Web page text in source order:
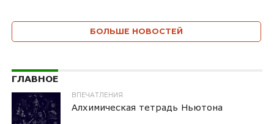
БОЛЬШЕ НОВОСТЕЙ
ГЛАВНОЕ
ВПЕЧАТЛЕНИЯ
Алхимическая тетрадь Ньютона